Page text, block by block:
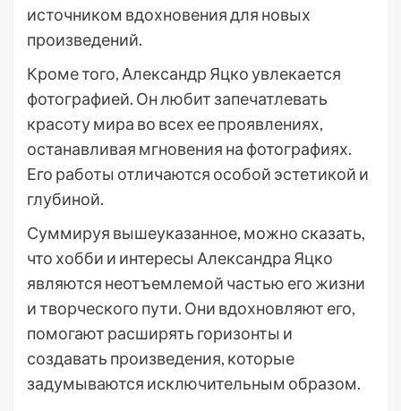
источником вдохновения для новых
произведений.
Кроме того, Александр Яцко увлекается
фотографией. Он любит запечатлевать
красоту мира во всех ее проявлениях,
останавливая мгновения на фотографиях.
Его работы отличаются особой эстетикой и
глубиной.
Суммируя вышеуказанное, можно сказать,
что хобби и интересы Александра Яцко
являются неотъемлемой частью его жизни
и творческого пути. Они вдохновляют его,
помогают расширять горизонты и
создавать произведения, которые
задумываются исключительным образом.